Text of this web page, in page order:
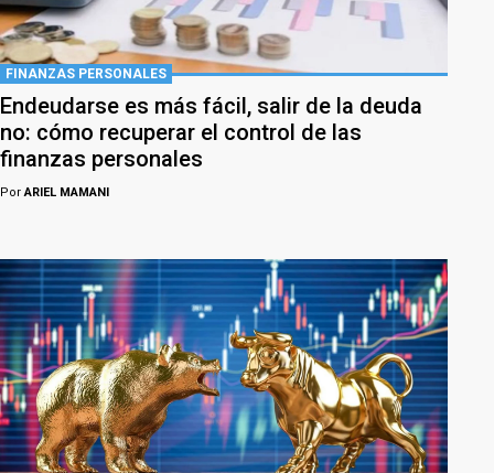
FINANZAS PERSONALES
Endeudarse es más fácil, salir de la deuda
no: cómo recuperar el control de las
finanzas personales
PorARIEL MAMANI